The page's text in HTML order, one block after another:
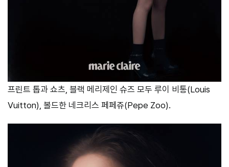
프린트 톱과 쇼츠, 블랙 메리제인 슈즈 모두 루이 비통(Louis
Vuitton), 볼드한 네크리스 페페쥬(Pepe Zoo).